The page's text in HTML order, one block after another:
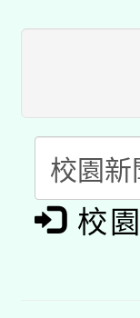
招)
本
暨
科
礎課
A3
「
pilot
有
薪
轉
校園